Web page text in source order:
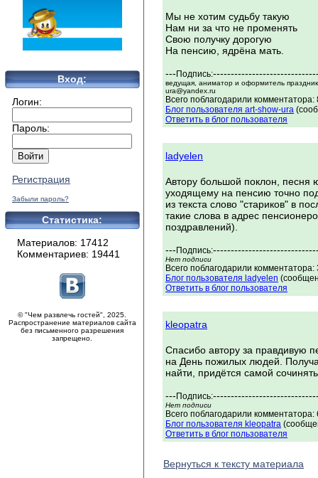
Вход:
Логин:
Пароль:
Регистрация
Забыли пароль?
Статистика:
Материалов: 17412
Комментариев: 19441
© "Чем развлечь гостей", 2025.
Распространение материалов сайта
без письменного разрешения
запрещено.
Мы не хотим судьбу такую
Нам ни за что не променять
Свою получку дорогую
На пенсию, ядрёна мать.
--- Подпись:
ведущая, аниматор и оформитель
ura@yandex.ru
Всего поблагодарили
Блог пользователя art-show-ura
Ответить в блог пользователя
ladyelen
Автору большой поклон, песня
уходящему на пенсию точно
из текста слово "стариков" в
такие слова в адрес
поздравлений).
--- Подпись:
Нет подписи
Всего поблагодарили
Блог пользователя ladyelen
Ответить в блог пользователя
kleopatra
Спасибо автору за правдивую
на День пожилых людей.
найти, придётся самой
--- Подпись:
Нет подписи
Всего поблагодарили
Блог пользователя kleopatra
Ответить в блог пользователя
Вернуться к тексту материала